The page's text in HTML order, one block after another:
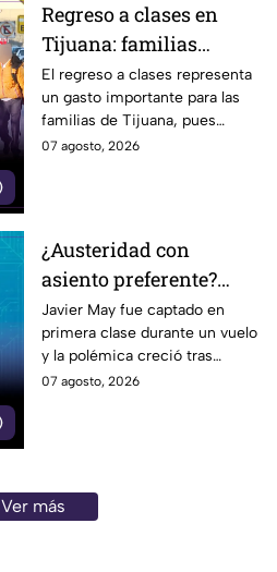
Regreso a clases en
Tijuana: familias
podrían gastar hasta 5
mil pesos en uniformes
y calzado
El regreso a clases representa
un gasto importante para las
familias de Tijuana, pues
uniformes y calzado pueden
07 agosto, 2026
¿Austeridad con
asiento preferente?
Captan a Javier May
sonriente en primera
clase y Morena le “jala
las orejas”
Javier May fue captado en
primera clase durante un vuelo
y la polémica creció tras
imágenes de un presunto reloj
07 agosto, 2026
Ver más